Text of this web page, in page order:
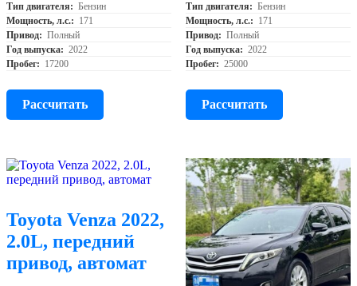
Тип двигателя: Бензин
Мощность, л.с.: 171
Привод: Полный
Год выпуска: 2022
Пробег: 17200
Рассчитать
Тип двигателя: Бензин
Мощность, л.с.: 171
Привод: Полный
Год выпуска: 2022
Пробег: 25000
Рассчитать
Toyota Venza 2022,
2.0L, передний
привод, автомат